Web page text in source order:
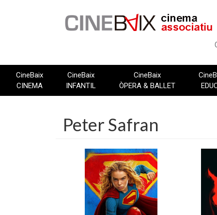
CineBaix
CINEMA
CineBaix
INFANTIL
CineBaix
ÒPERA & BALLET
Peter Safran